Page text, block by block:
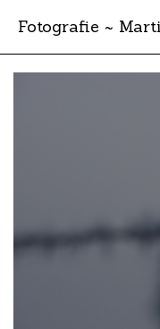
Fotografie ~
Moje obľúbené
Vyhľadávanie